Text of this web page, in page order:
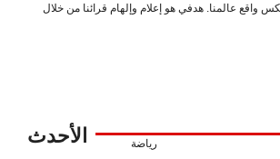
واقع عالمنا. هدفي هو إعلام وإلهام قرائنا من خلال
الأحدث رياضة